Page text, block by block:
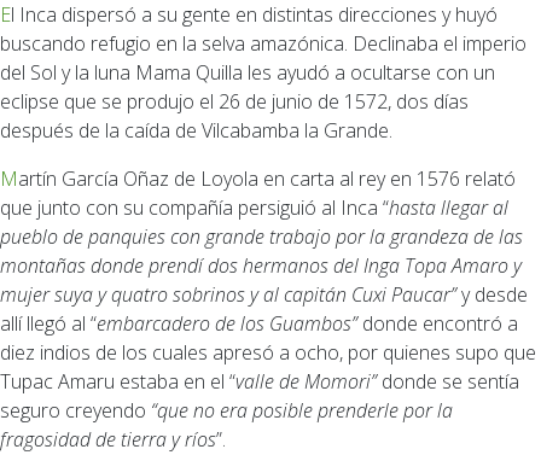
El Inca dispersó a su gente en distintas direcciones y huyó
buscando refugio en la selva amazónica. Declinaba el imperio
del Sol y la luna Mama Quilla les ayudó a ocultarse con un
eclipse que se produjo el 26 de junio de 1572, dos días
después de la caída de Vilcabamba la Grande.
Martín García Oñaz de Loyola en carta al rey en 1576 relató
que junto con su compañía persiguió al Inca “hasta llegar al
pueblo de panquies con grande trabajo por la grandeza de las
montañas donde prendí dos hermanos del Inga Topa Amaro y
mujer suya y quatro sobrinos y al capitán Cuxi Paucar”y desde
allí llegó al “embarcadero de los Guambos”donde encontró a
diez indios de los cuales apresó a ocho, por quienes supo que
Tupac Amaru estaba en el “valle de Momori”donde se sentía
seguro creyendo “que no era posible prenderle por la
fragosidad de tierra y ríos”.